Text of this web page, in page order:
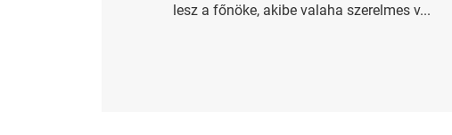
lesz a főnöke, akibe valaha szerelmes v...